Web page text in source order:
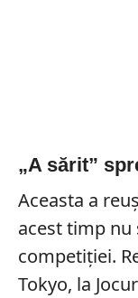
„A sărit”
Aceasta a
acest timp nu
competiției.
Tokyo, la